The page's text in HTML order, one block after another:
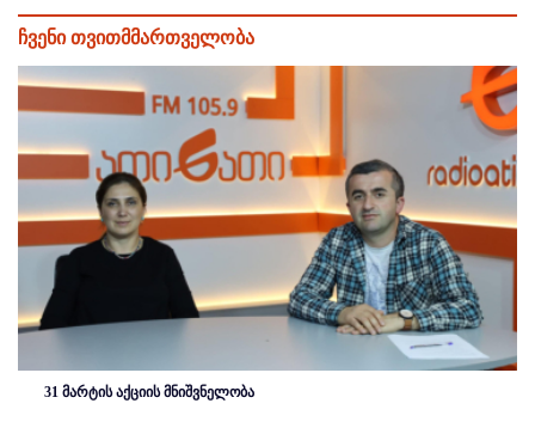
ჩვენი თვითმმართველობა
31 მარტის აქციის მნიშვნელობა